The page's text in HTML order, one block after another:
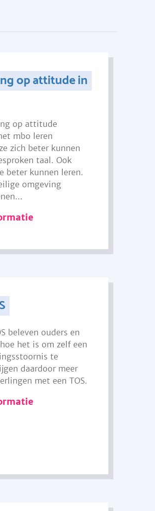
op attitude in
op attitude
mbo leren
zich beter kunnen
taal. Ook
beter kunnen leren.
omgeving
beleven ouders en
het is om zelf een
te
daardoor meer
met een TOS.